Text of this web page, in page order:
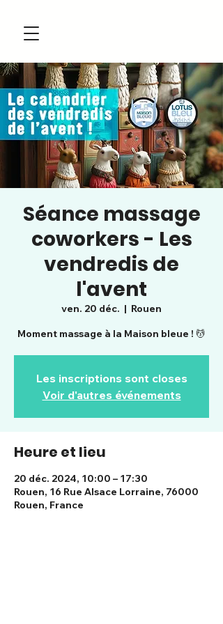
Séance massage
coworkers - Les
vendredis de
l'avent
ven. 20 déc.
  |
Rouen
Moment massage à la Maison bleue ! 💆
Les inscriptions sont closes
Voir d'autres événements
Heure et lieu
20 déc. 2024, 10:00 – 17:30
Rouen, 16 Rue Alsace Lorraine, 76000
Rouen, France